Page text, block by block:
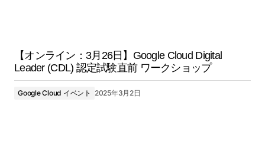
【オンライン：3月26日】Google Cloud Digital
Leader (CDL) 認定試験直前 ワークショップ
Google Cloud イベント 2025年3月2日